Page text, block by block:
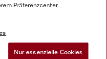
Präferenzcenter
Nur essenzielle Cookies